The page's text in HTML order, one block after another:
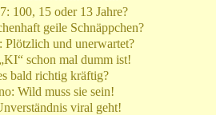
100, 15 oder 13 Jahre?
geile Schnäppchen?
und unerwartet?
schon mal dumm ist!
bald richtig kräftig?
Wild muss sie sein!
viral geht!